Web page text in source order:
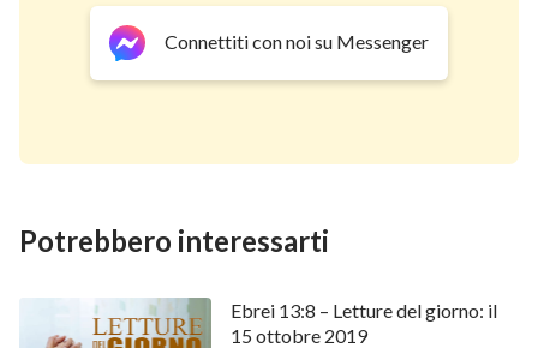
Connettiti con noi su Messenger
Potrebbero interessarti
Ebrei 13:8 – Letture del giorno: il
15 ottobre 2019